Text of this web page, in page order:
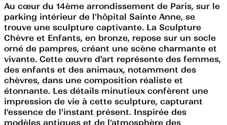
Au cœur du 14ème arrondissement de Paris, sur le
parking intérieur de l'hôpital Sainte Anne, se
trouve une sculpture captivante. La Sculpture
Chèvre et Enfants, en bronze, repose sur un socle
orné de pampres, créant une scène charmante et
vivante. Cette œuvre d'art représente des femmes,
des enfants et des animaux, notamment des
chèvres, dans une composition réaliste et
étonnante. Les détails minutieux confèrent une
impression de vie à cette sculpture, capturant
l'essence de l'instant présent. Inspirée des
modèles antiques et de l'atmosphère des